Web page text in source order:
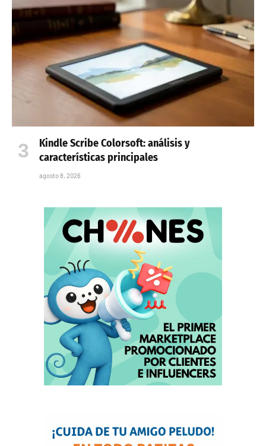
Kindle Scribe Colorsoft: análisis y
características principales
agosto 8, 2026